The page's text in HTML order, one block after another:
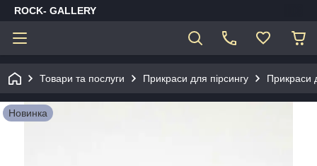
ROCK- GALLERY
Товари та послуги Прикраси для пірсингу Прикраси
Новинка